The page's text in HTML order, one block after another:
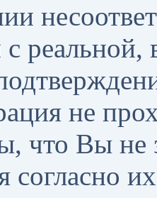
реальной,
не
что Вы не
согласно